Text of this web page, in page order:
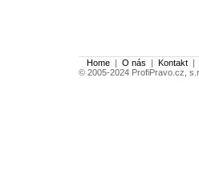
Home | O nás | Kontakt |
© 2005-2024 ProfiPravo.cz,